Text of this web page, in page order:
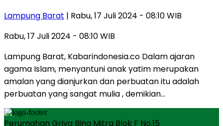
Lampung Barat | Rabu, 17 Juli 2024 - 08:10 WIB
Rabu, 17 Juli 2024 - 08:10 WIB
Lampung Barat, Kabarindonesia.co Dalam ajaran
agama Islam, menyantuni anak yatim merupakan
amalan yang dianjurkan dan perbuatan itu adalah
perbuatan yang sangat mulia , demikian…
Perumahan Griya Bina Mitra Blok F No.15